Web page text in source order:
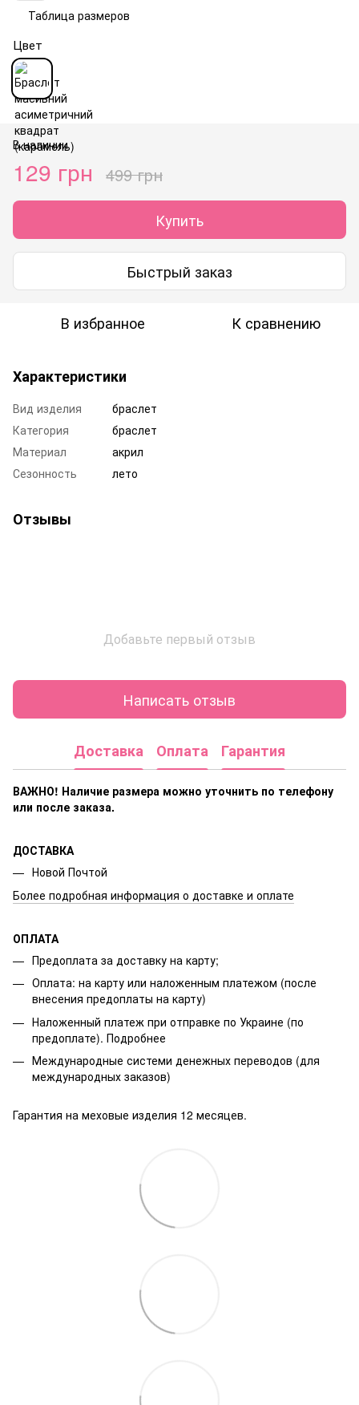
Таблица размеров
Цвет
В наличии
129 грн 499 грн
Купить
Быстрый заказ
В избранное К сравнению
Характеристики
Вид изделия
браслет
Категория
браслет
Материал
акрил
Сезонность
лето
Отзывы
Добавьте первый отзыв
Написать отзыв
Доставка Оплата Гарантия
ВАЖНО! Наличие размера можно уточнить по телефону
или после заказа.
ДОСТАВКА
Новой Почтой
Более подробная информация о доставке и оплате
ОПЛАТА
Предоплата за доставку на карту;
Оплата: на карту или наложенным платежом (после
внесения предоплаты на карту)
Наложенный платеж при отправке по Украине (по
предоплате). Подробнее
Международные системи денежных переводов (для
международных заказов)
Гарантия на меховые изделия 12 месяцев.